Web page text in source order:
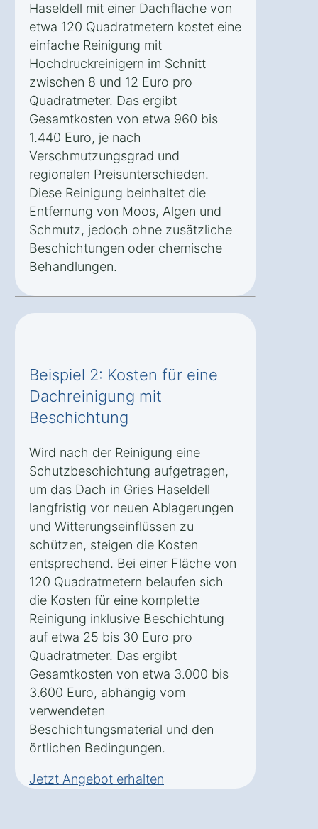
Haseldell mit einer Dachfläche von
etwa 120 Quadratmetern kostet eine
einfache Reinigung mit
Hochdruckreinigern im Schnitt
zwischen 8 und 12 Euro pro
Quadratmeter. Das ergibt
Gesamtkosten von etwa 960 bis
1.440 Euro, je nach
Verschmutzungsgrad und
regionalen Preisunterschieden.
Diese Reinigung beinhaltet die
Entfernung von Moos, Algen und
Schmutz, jedoch ohne zusätzliche
Beschichtungen oder chemische
Behandlungen.
Beispiel 2: Kosten für eine
Dachreinigung mit
Beschichtung
Wird nach der Reinigung eine
Schutzbeschichtung aufgetragen,
um das Dach in Gries Haseldell
langfristig vor neuen Ablagerungen
und Witterungseinflüssen zu
schützen, steigen die Kosten
entsprechend. Bei einer Fläche von
120 Quadratmetern belaufen sich
die Kosten für eine komplette
Reinigung inklusive Beschichtung
auf etwa 25 bis 30 Euro pro
Quadratmeter. Das ergibt
Gesamtkosten von etwa 3.000 bis
3.600 Euro, abhängig vom
verwendeten
Beschichtungsmaterial und den
örtlichen Bedingungen.
Jetzt Angebot erhalten